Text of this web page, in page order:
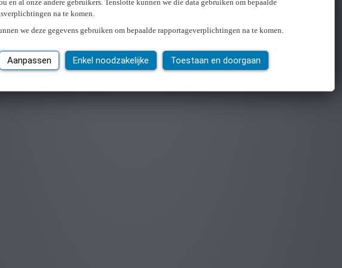
na te komen.
we deze gegevens gebruiken om bepaalde rapportageverplichtingen na te komen.
Aanpassen Enkel noodzakelijke Toestaan en doorgaan